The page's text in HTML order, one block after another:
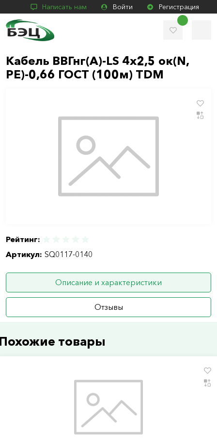
Написать нам Войти Регистрация
Кабель ВВГнг(А)-LS 4х2,5 ок(N,
PE)-0,66 ГОСТ (100м) TDM
Рейтинг:
Артикул: SQ0117-0140
Описание и характеристики
Отзывы
товары